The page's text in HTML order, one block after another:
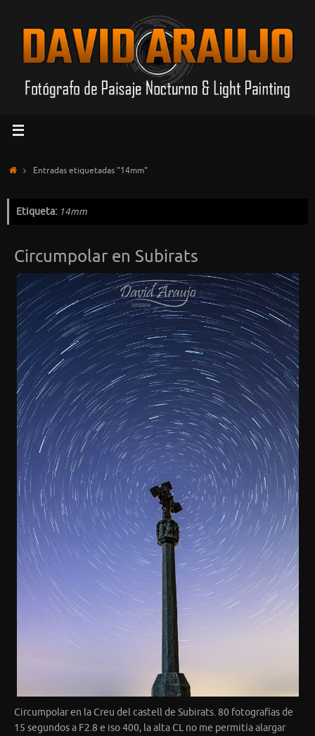
contenido
InicioEntradas etiquetadas "14mm"
Etiqueta: 14mm
Circumpolar en Subirats
Circumpolar en la Creu del castell de Subirats. 80 fotografías de
15 segundos a F2.8 e iso 400, la alta CL no me permitía alargar